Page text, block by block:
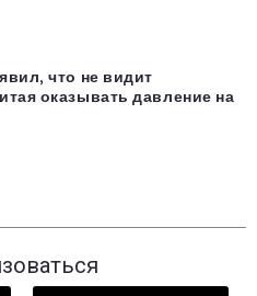
что не видит
оказывать давление на